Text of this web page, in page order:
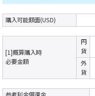
購入可能額面(USD)
[1]概算購入時
必要金額
円
貨
外
貨